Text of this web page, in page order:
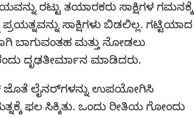
ರಟ್ಟು ತಯಾರಕರು ಸಾಕ್ಷಿಗಳ ಗಮನಕ್ಕೆ
ಸಾಕ್ಷಿಗಳು ಬಿಡಲಿಲ್ಲ. ಗಟ್ಟಿಯಾದ
ಬಾಗುವಂತಹ ಮತ್ತು ನೋಡಲು
ದೃಢತೀರ್ಮಾನ ಮಾಡಿದರು.
ಜೊತೆ ಲೈನರ್‌ಗಳನ್ನು ಉಪಯೋಗಿಸಿ
ಫಲ ಸಿಕ್ಕಿತು. ಒಂದು ರೀತಿಯ ಗೋಂದು